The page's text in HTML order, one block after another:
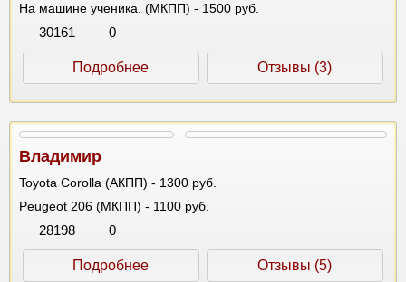
На машине ученика. (МКПП) - 1500 руб.
30161 0
Подробнее Отзывы (3)
Владимир
Toyota Corolla (АКПП) - 1300 руб.
Peugeot 206 (МКПП) - 1100 руб.
28198 0
Подробнее Отзывы (5)